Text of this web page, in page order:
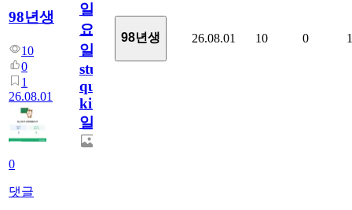
98년생
10
0
1
26.08.01
0
댓글
일
요
일/English
study
quiz
king768
일
98년생 26.08.01 10 0 1